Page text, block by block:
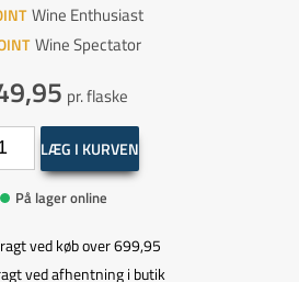
Wine Enthusiast
Wine Spectator
pr. flaske
LÆG I KURVEN
På lager online
ved køb over 699,95
ved afhentning i butik